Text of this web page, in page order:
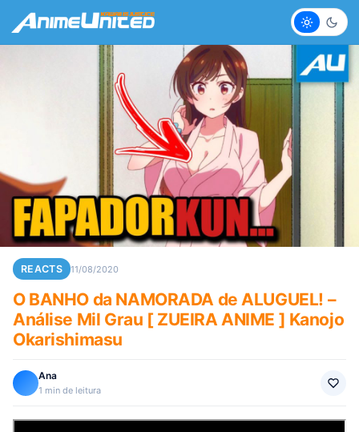
Claro
REACTS 11/08/2020
O BANHO da NAMORADA de ALUGUEL! –
Análise Mil Grau [ ZUEIRA ANIME ] Kanojo
Okarishimasu
Ana
1 min de leitura